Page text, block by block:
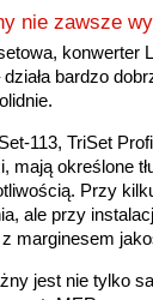
nie zawsze
konwerter
bardzo
113, TriSet
mają określone
Przy
ale przy
marginesem
jest nie tylko